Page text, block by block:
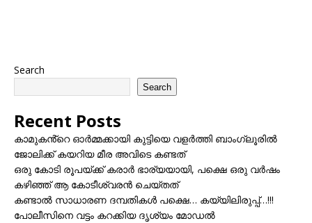
Search
Search
Recent Posts
കാമുകൻ്റെ ഓർമ്മക്കായി കുട്ടിയെ വളർത്തി ബാംഗ്ലൂരിൽ
ജോലിക്ക് കയറിയ മീര അവിടെ കണ്ടത്
ഒരു കോടി രൂപയ്ക്ക് കരാർ ഭാര്യയായി, പക്ഷെ ഒരു വർഷം
കഴിഞ്ഞ് ആ കോടീശ്വരൻ ചെയ്തത്
കണ്ടാൽ സാധാരണ ദമ്പതികൾ പക്ഷെ… കയ്യിലിരുപ്പ്…!!!
പോലീസിനെ വട്ടം കറക്കിയ ദൃശ്യം മോഡല്‍